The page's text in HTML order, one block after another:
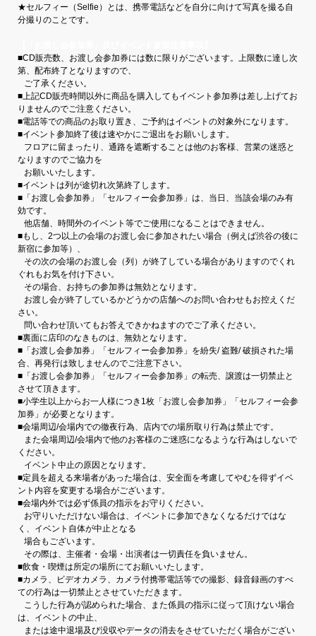
★セルフィー（Selfie）とは、携帯電話などを自分に向けて写真を撮る自
分撮りのことです。
■CD販売数、お渡し会参加券には数に限りがございます。上限数に達し次
第、配布終了となりますので、
ご了承ください。
■上記CD販売時間以外に商品を購入してもイベント参加券は差し上げてお
りませんのでご注意ください。
■電話等での商品のお取り置き、ご予約はイベントの対象外になります。
■イベント参加終了後は速やかにご退出をお願いします。
フロアに留まったり、通路を遮断することは他のお客様、営業の迷惑と
なりますのでご協力を
お願いいたします。
■イベントは列が途切れ次第終了します。
■「お渡し会参加券」「セルフィー会参加券」は、当日、当該会場のみ有
効です。
他店舗、時間外のイベント等でご使用になることはできません。
■もし、2つ以上の会場のお渡し会に参加されたい場合（例えば渋谷の後に
新宿に参加等）、
その次の会場のお渡し会（列）が終了している場合がありますのでくれ
ぐれもお気を付け下さい。
その場合、お持ちの参加券は無効となります。
お渡し会が終了しているかどうかの店舗へのお問い合わせもお控えくだ
さい。
問い合わせ頂いてもお答えできかねますのでご了承ください。
■裏面に店印のなきものは、無効となります。
■「お渡し会参加券」「セルフィー会参加券」を紛失/ 盗難/ 破損された場
合、再発行は致しませんのでご注意下さい。
■「お渡し会参加券」「セルフィー会参加券」の転売、譲渡は一切禁止と
させて頂きます。
■小学生以上からお一人様につき1枚「お渡し会参加券」「セルフィー会参
加券」が必要となります。
■会場周辺/会場内での徹夜行為、店内での場所取り行為は禁止です。
また会場周辺/会場内で他のお客様のご迷惑になるような行為はしないで
ください。
イベント中止の原因となります。
■定員を超える来場者があった場合は、安全面を考慮してやむを得ずイベ
ント内容を変更する場合がございます。
■会場内外では必ず係員の指示をお守りください。
お守りいただけない場合は、イベントに参加できなくなるだけではな
く、イベント自体が中止となる
場合もございます。
その際は、主催者・会場・出演者は一切責任を負いません。
■飲食・喫煙は所定の場所にてお願いいたします。
■カメラ、ビデオカメラ、カメラ付携帯電話等での撮影、録音録画のすべ
ての行為は一切禁止とさせていただきます。
こうした行為が認められた場合、また係員の指示に従って頂けない場合
は、イベントの中止、
または途中退場及び没収やデータの消去をさせていただく場合がござい